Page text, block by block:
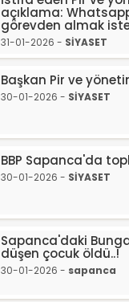
açıklama:
görevden almak
31-01-2026 - SİYASET
Başkan Pir ve
30-01-2026 - SİYASET
BBP Sapanca'da
30-01-2026 - SİYASET
Sapanca'daki
düşen çocuk öldü..!
30-01-2026 - sapanca